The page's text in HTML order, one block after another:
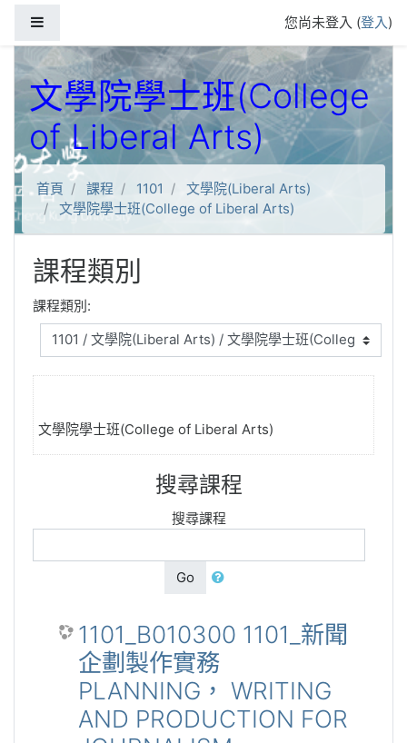
您尚未登入 (登入)
文學院學士班(College
of Liberal Arts)
首頁 課程 1101
文學院(Liberal Arts)
文學院學士班(College of Liberal Arts)
課程類別
課程類別:
文學院學士班(College of Liberal Arts)
搜尋課程
搜尋課程
Go
1101_B010300 1101_新聞
企劃製作實務
PLANNING， WRITING
AND PRODUCTION FOR